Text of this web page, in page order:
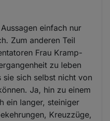
einfach nur
Zum anderen Teil
Frau Kramp-
zu leben
sie sich selbst nicht von
Ja, hin zu einem
ein langer, steiniger
Kreuzzüge,